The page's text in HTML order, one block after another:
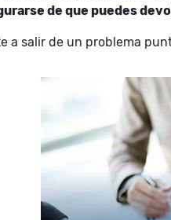
de que puedes
a salir de un problema